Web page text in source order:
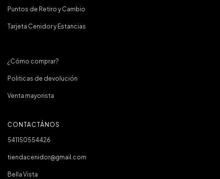
Puntos de Retiro y Cambio
Tarjeta Cenidor y Estancias
¿Cómo comprar?
Politicas de devolución
Venta mayorista
CONTACTÁNOS
541150554426
tiendacenidor@gmail.com
Bella Vista